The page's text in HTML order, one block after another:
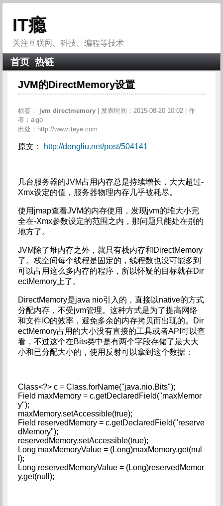
IT瘾
关注互联网、科技、编程等技术
首页 热链
JVM的DirectMemory设置
标签： jvm directmemory
| 发表时间：2015-08-20 10:02 | 作
者：aigo
出处：http://www.iteye.com
原文： http://dongliu.net/post/504141
几台服务器的JVM占用内存总是持续增长，大大超过-
Xmx设定的值，服务器物理内存几乎被耗尽。
使用jmap查看JVM的内存使用，发现jvm的堆大小完
全在-Xmx参数设定的范围之内，那问题只能处在别的
地方了。
JVM除了堆内存之外，就只有栈内存和DirectMemory
了。栈空间每个线程是固定的，线程数也没可能多到
可以占用这么多内存的程序，所以怀疑的目标就在Dir
ectMemory上了。
DirectMemory是java nio引入的，直接以native的方式
分配内存，不受jvm管理。这种方式是为了提高网络
和文件IO的效率，避免多余的内存拷贝而出现的。Dir
ectMemory占用的大小没有直接的工具或者API可以查
看，不过这个在Bits类中是有两个字段存储了最大大
小和已分配大小的，使用反射可以拿到这个数据：
Class<?> c = Class.forName("java.nio.Bits");
Field maxMemory = c.getDeclaredField("maxMemor
y");
maxMemory.setAccessible(true);
Field reservedMemory = c.getDeclaredField("reserve
dMemory");
reservedMemory.setAccessible(true);
Long maxMemoryValue = (Long)maxMemory.get(nul
l);
Long reservedMemoryValue = (Long)reservedMemor
y.get(null);